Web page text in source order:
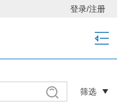
登录/注册
筛选